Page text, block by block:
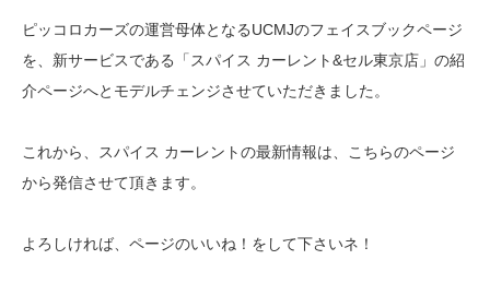
ピッコロカーズの運営母体となるUCMJのフェイスブックページ
を、新サービスである「スパイス カーレント&セル東京店」の紹
介ページへとモデルチェンジさせていただきました。
これから、スパイス カーレントの最新情報は、こちらのページ
から発信させて頂きます。
よろしければ、ページのいいね！をして下さいネ！